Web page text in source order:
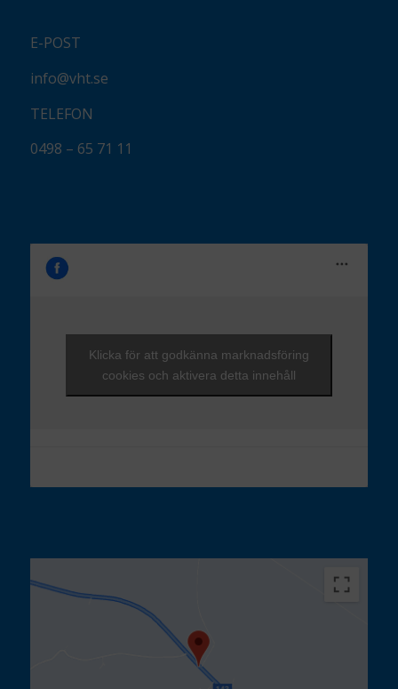
E-POST
info@vht.se
TELEFON
0498 – 65 71 11
Klicka för att godkänna marknadsföring
cookies och aktivera detta innehåll